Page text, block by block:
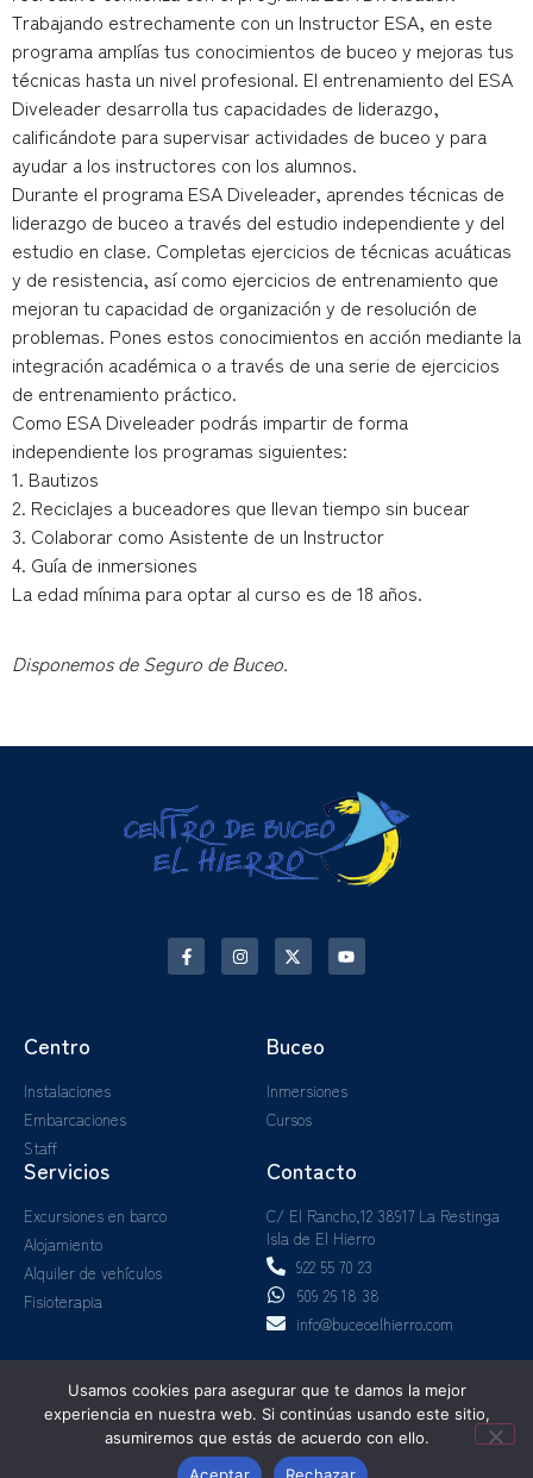
Trabajando estrechamente con un Instructor ESA, en este
programa amplías tus conocimientos de buceo y mejoras tus
técnicas hasta un nivel profesional. El entrenamiento del ESA
Diveleader desarrolla tus capacidades de liderazgo,
calificándote para supervisar actividades de buceo y para
ayudar a los instructores con los alumnos.
Durante el programa ESA Diveleader, aprendes técnicas de
liderazgo de buceo a través del estudio independiente y del
estudio en clase. Completas ejercicios de técnicas acuáticas
y de resistencia, así como ejercicios de entrenamiento que
mejoran tu capacidad de organización y de resolución de
problemas. Pones estos conocimientos en acción mediante la
integración académica o a través de una serie de ejercicios
de entrenamiento práctico.
Como ESA Diveleader podrás impartir de forma
independiente los programas siguientes:
1. Bautizos
2. Reciclajes a buceadores que llevan tiempo sin bucear
3. Colaborar como Asistente de un Instructor
4. Guía de inmersiones
La edad mínima para optar al curso es de 18 años.
Disponemos de Seguro de Buceo.
Centro
Instalaciones
Embarcaciones
Staff
Buceo
Inmersiones
Cursos
Servicios
Excursiones en barco
Alojamiento
Alquiler de vehículos
Fisioterapia
Contacto
C/ El Rancho,12 38917 La Restinga
Isla de El Hierro
922 55 70 23
609 26 18 38
info@buceoelhierro.com
Aviso legal LOPD
Política de cookies
Términos y Condiciones
Usamos cookies para asegurar que te damos la mejor
experiencia en nuestra web. Si continúas usando este sitio,
asumiremos que estás de acuerdo con ello.
Aceptar
Rechazar